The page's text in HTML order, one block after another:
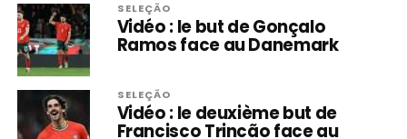
SELEÇÃO
Vidéo : le but de Gonçalo
Ramos face au Danemark
SELEÇÃO
Vidéo : le deuxième but de
Francisco Trincão face au